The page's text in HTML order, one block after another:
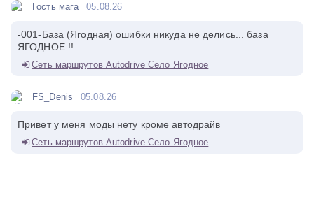
Гость мага 05.08.26
-001-База (Ягодная) ошибки никуда не делись... база
ЯГОДНОЕ !!
Сеть маршрутов Autodrive Село Ягодное
FS_Denis 05.08.26
Привет у меня моды нету кроме автодрайв
Сеть маршрутов Autodrive Село Ягодное